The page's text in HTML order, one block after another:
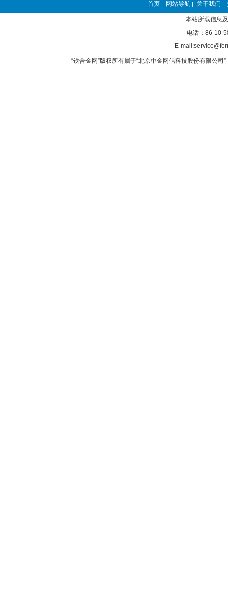
首页 | 网站导航 | 关于我们 |
本站所载信息
电话：86-10-
E-
“铁合金网”版权所有属于“北京中金网信科技股份有限公司